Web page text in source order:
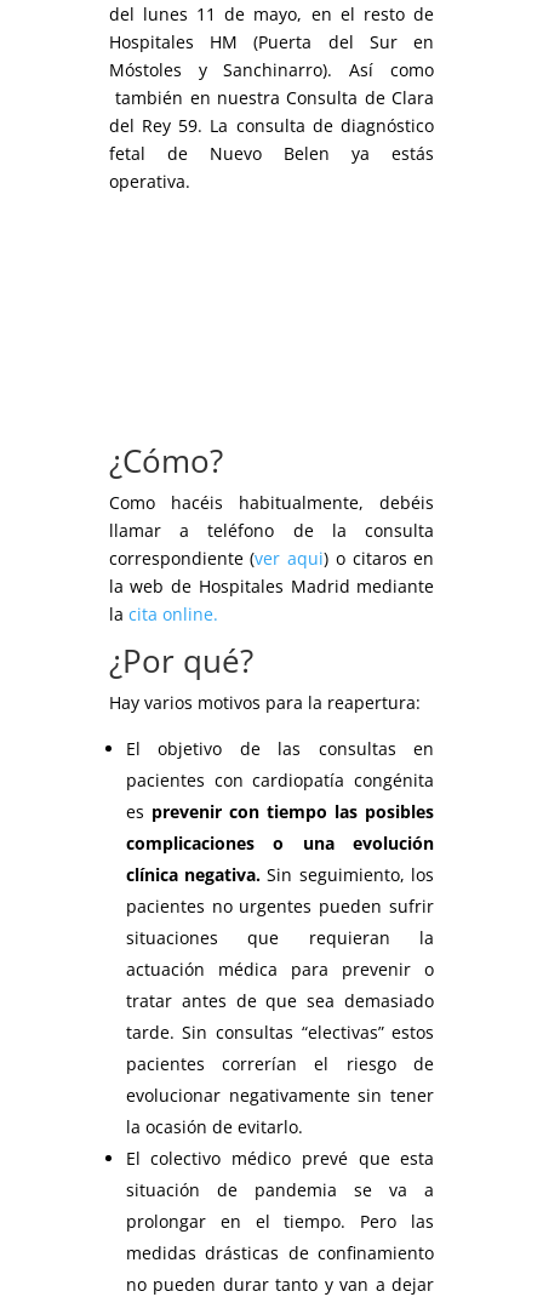
del lunes 11 de mayo, en el resto de
Hospitales HM (Puerta del Sur en
Móstoles y Sanchinarro). Así como
también en nuestra Consulta de Clara
del Rey 59. La consulta de diagnóstico
fetal de Nuevo Belen ya estás
operativa.
¿Cómo?
Como hacéis habitualmente, debéis
llamar a teléfono de la consulta
correspondiente (ver aqui) o citaros en
la web de Hospitales Madrid mediante
la cita online.
¿Por qué?
Hay varios motivos para la reapertura:
El objetivo de las consultas en
pacientes con cardiopatía congénita
es prevenir con tiempo las posibles
complicaciones o una evolución
clínica negativa. Sin seguimiento, los
pacientes no urgentes pueden sufrir
situaciones que requieran la
actuación médica para prevenir o
tratar antes de que sea demasiado
tarde. Sin consultas “electivas” estos
pacientes correrían el riesgo de
evolucionar negativamente sin tener
la ocasión de evitarlo.
El colectivo médico prevé que esta
situación de pandemia se va a
prolongar en el tiempo. Pero las
medidas drásticas de confinamiento
no pueden durar tanto y van a dejar